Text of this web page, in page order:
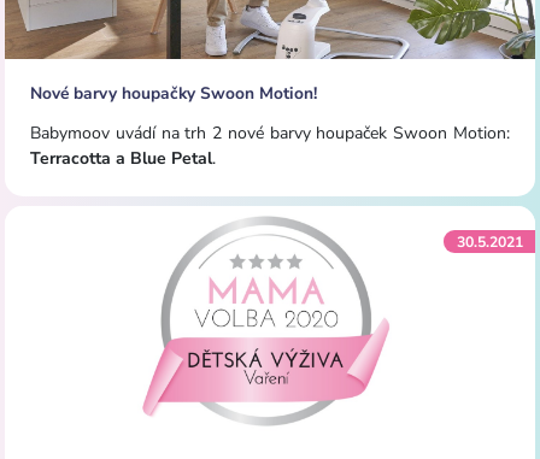
Nové barvy houpačky Swoon Motion!
Babymoov uvádí na trh 2 nové barvy houpaček Swoon Motion:
Terracotta a Blue Petal.
30.5.2021